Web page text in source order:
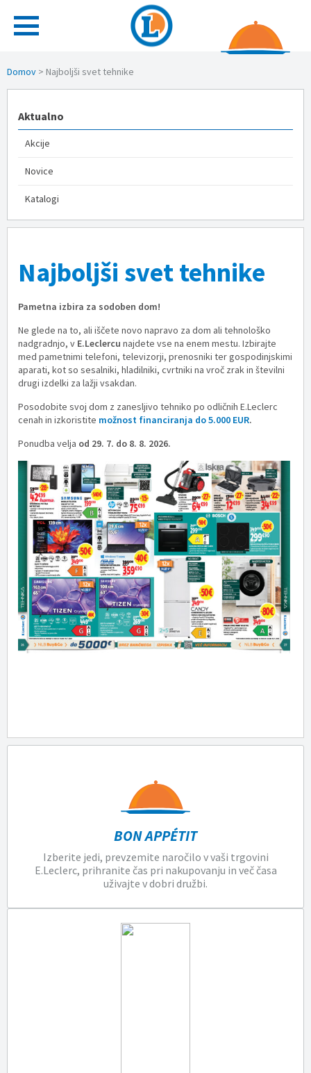
Domov > Najboljši svet tehnike
Aktualno
Akcije
Novice
Katalogi
Najboljši svet tehnike
Pametna izbira za sodoben dom!
Ne glede na to, ali iščete novo napravo za dom ali tehnološko
nadgradnjo, v E.Leclercu najdete vse na enem mestu. Izbirajte
med pametnimi telefoni, televizorji, prenosniki ter gospodinjskimi
aparati, kot so sesalniki, hladilniki, cvrtniki na vroč zrak in številni
drugi izdelki za lažji vsakdan.
Posodobite svoj dom z zanesljivo tehniko po odličnih E.Leclerc
cenah in izkoristite možnost financiranja do 5.000 EUR.
Ponudba velja od 29. 7. do 8. 8. 2026.
BON APPÉTIT
Izberite jedi, prevzemite naročilo v vaši trgovini
E.Leclerc, prihranite čas pri nakupovanju in več časa
uživajte v dobri družbi.